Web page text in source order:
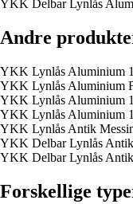
YKK Delbar Lynlås
Andre
YKK Lynlås Aluminium
YKK Lynlås Aluminium
YKK Lynlås Aluminium
YKK Lynlås Aluminium
YKK Lynlås Antik
YKK Delbar Lynlås
YKK Delbar Lynlås
Forskellige